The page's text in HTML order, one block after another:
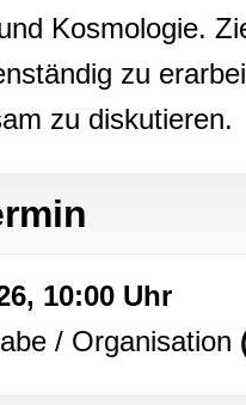
Kosmologie.
zu
zu diskutieren.
10:00 Uhr
/ Organisation